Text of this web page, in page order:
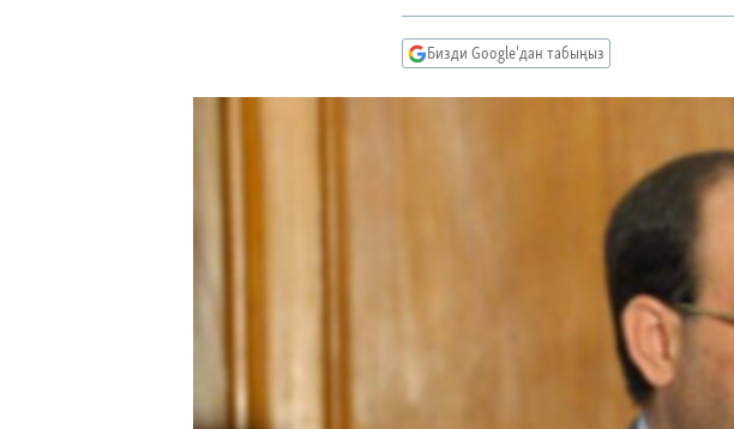
Бизди Google'дан табыңыз